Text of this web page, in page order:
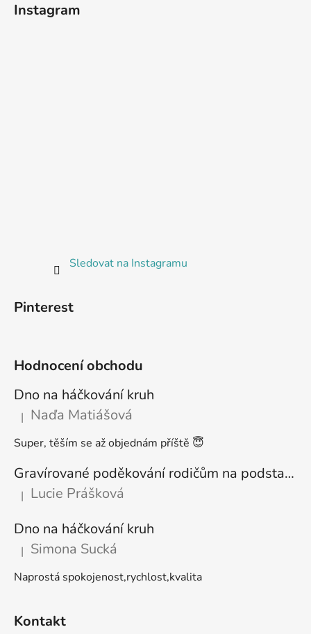
Instagram
Sledovat na Instagramu
Pinterest
Hodnocení obchodu
Dno na háčkování kruh
Hodnocení produktu je 5 z 5 hvězdiček.
| Naďa Matiášová
Super, těším se až objednám příště 😇
Gravírované poděkování rodičům na podstavci
Hodnocení produktu je 5 z 5 hvězdiček.
| Lucie Prášková
Dno na háčkování kruh
Hodnocení produktu je 5 z 5 hvězdiček.
| Simona Sucká
Naprostá spokojenost,rychlost,kvalita
Kontakt